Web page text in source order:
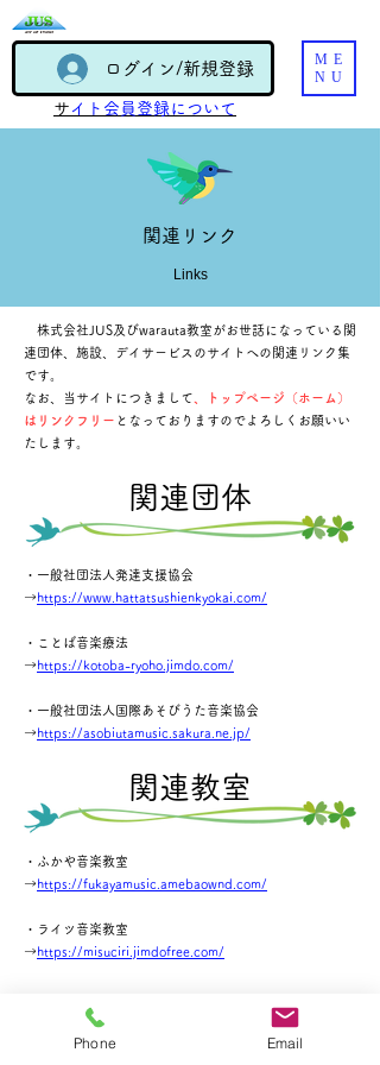
ME
NU
​ サイト会員登録について
ログイン/新規登録
​関連リンク
Links
株式会社JUS及びwarauta教室がお世話になっている関
連団体、施設、デイサービスのサイトへの関連リンク集
です。
なお、当サイトにつきまして 、トップページ（ホーム）
はリンクフリー となっておりますのでよろしくお願いい
たします。
​関連団体
・一般社団法人発達支援協会
​→https://www.hattatsushienkyokai.com/
・ことば音楽療法
→https://kotoba-ryoho.jimdo.com/
・一般社団法人国際あそびうた音楽協会
​→https://asobiutamusic.sakura.ne.jp/
​関連教室
・ふかや音楽教室
​→https://fukayamusic.amebaownd.com/
・ライツ音楽教室
​→https://misuciri.jimdofree.com/
Phone Email